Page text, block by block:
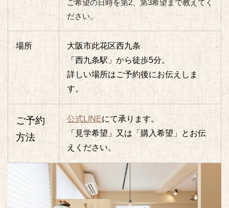
ご希望の日時を第2、第3希望まで教えてく
ださい。
場所
大阪市此花区西九条
「西九条駅」から徒歩5分。
詳しい場所はご予約後にお伝えしま
す。
ご予約
方法
公式LINEにて承ります。
「見学希望」又は「購入希望」とお伝
えください。